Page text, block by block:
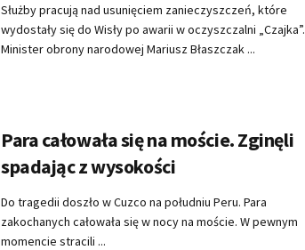
Służby pracują nad usunięciem zanieczyszczeń, które
wydostały się do Wisły po awarii w oczyszczalni „Czajka”.
Minister obrony narodowej Mariusz Błaszczak ...
Para całowała się na moście. Zginęli
spadając z wysokości
Do tragedii doszło w Cuzco na południu Peru. Para
zakochanych całowała się w nocy na moście. W pewnym
momencie stracili ...